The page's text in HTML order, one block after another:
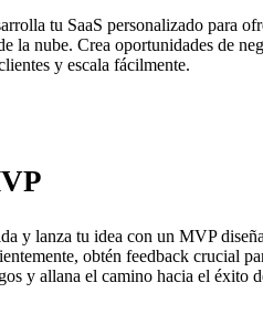
tu SaaS personalizado para
la nube. Crea oportunidades de
y escala fácilmente.
y lanza tu idea con un MVP
obtén feedback crucial
y allana el camino hacia el éxito